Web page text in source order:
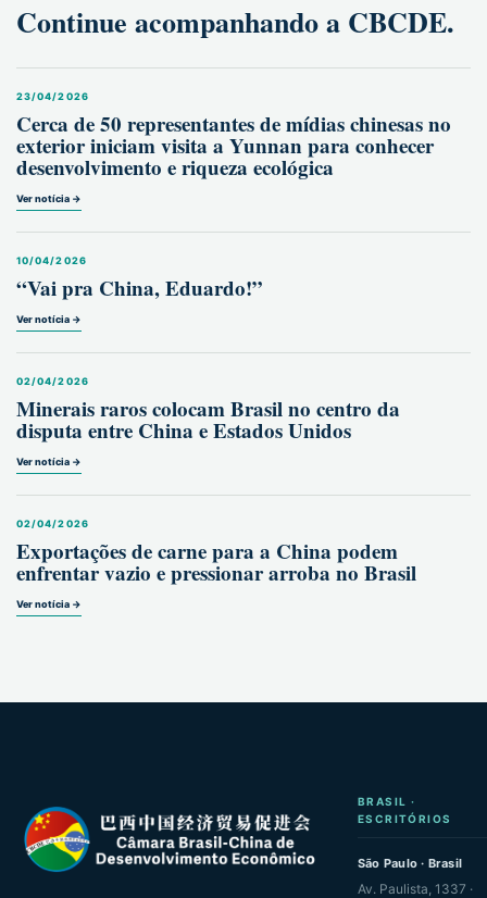
Continue acompanhando a CBCDE.
23/04/2026
Cerca de 50 representantes de mídias chinesas no
exterior iniciam visita a Yunnan para conhecer
desenvolvimento e riqueza ecológica
Ver notícia →
10/04/2026
“Vai pra China, Eduardo!”
Ver notícia →
02/04/2026
Minerais raros colocam Brasil no centro da
disputa entre China e Estados Unidos
Ver notícia →
02/04/2026
Exportações de carne para a China podem
enfrentar vazio e pressionar arroba no Brasil
Ver notícia →
BRASIL ·
ESCRITÓRIOS
São Paulo · Brasil
Av. Paulista, 1337 ·